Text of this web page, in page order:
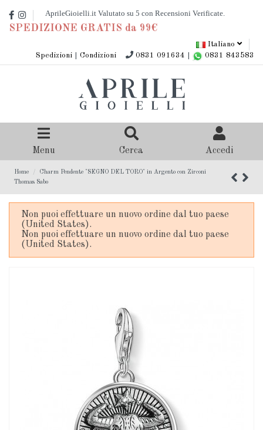
SPEDIZIONE GRATIS da 99€
Italiano
Spedizioni
Condizioni 0831 091634 0831 843583
Menu Cerca Accedi
Home
Charm Pendente "SEGNO DEL TORO" in Argento con Zirconi
Thomas Sabo
Non puoi effettuare un nuovo ordine dal tuo paese
(United States).
Non puoi effettuare un nuovo ordine dal tuo paese
(United States).